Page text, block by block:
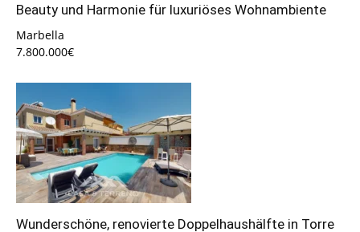
Beauty und Harmonie für luxuriöses Wohnambiente
Marbella
7.800.000€
Wunderschöne, renovierte Doppelhaushälfte in Torre